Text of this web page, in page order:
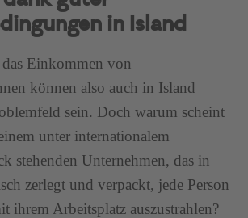
in Island
Einkommen von
können also auch in Island
sein. Doch warum scheint
unter internationalem
stehenden Unternehmen, das in
zerlegt und verpackt, jede Person
ihrem Arbeitsplatz auszustrahlen?